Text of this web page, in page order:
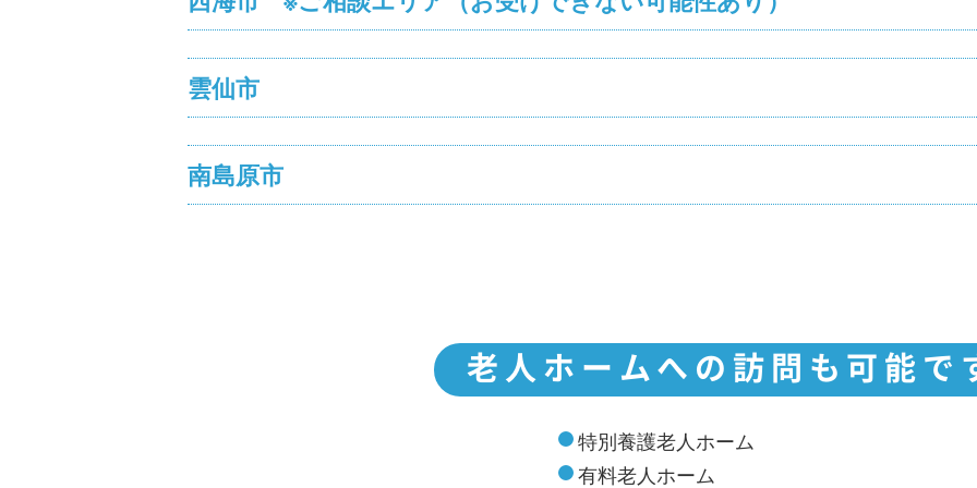
雲仙市
南島原市
老人ホームへの訪問も可能で
特別養護老人ホーム
有料老人ホーム